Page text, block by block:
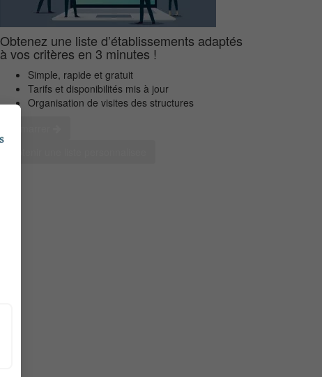
Obtenez une liste d’établissements adaptés
à vos critères en 3 minutes !
Simple, rapide et gratuit
Tarifs et disponibilités mis à jour
Organisation de visites des structures